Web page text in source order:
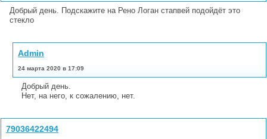
Добрый день. Подскажите на Рено Логан стапвей подойдёт это
стекло
Admin
24 марта 2020 в 17:09
Добрый день.
Нет, на него, к сожалению, нет.
79036422494